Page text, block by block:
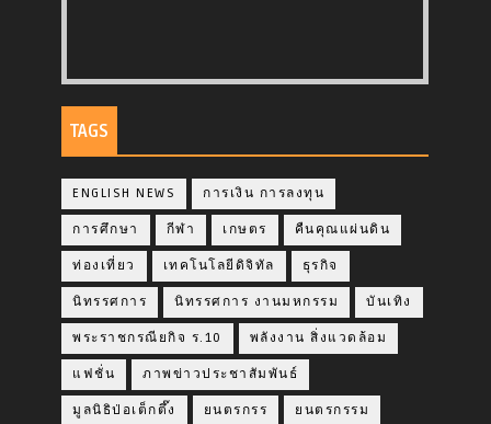
TAGS
ENGLISH NEWS การเงิน การลงทุน
การศึกษา กีฬา เกษตร คืนคุณแผ่นดิน
ท่องเที่ยว เทคโนโลยีดิจิทัล ธุรกิจ
นิทรรศการ นิทรรศการ งานมหกรรม บันเทิง
พระราชกรณียกิจ ร.10 พลังงาน สิ่งแวดล้อม
แฟชั่น ภาพข่าวประชาสัมพันธ์
มูลนิธิป่อเต็กตึ๊ง ยนตรกรร ยนตรกรรม